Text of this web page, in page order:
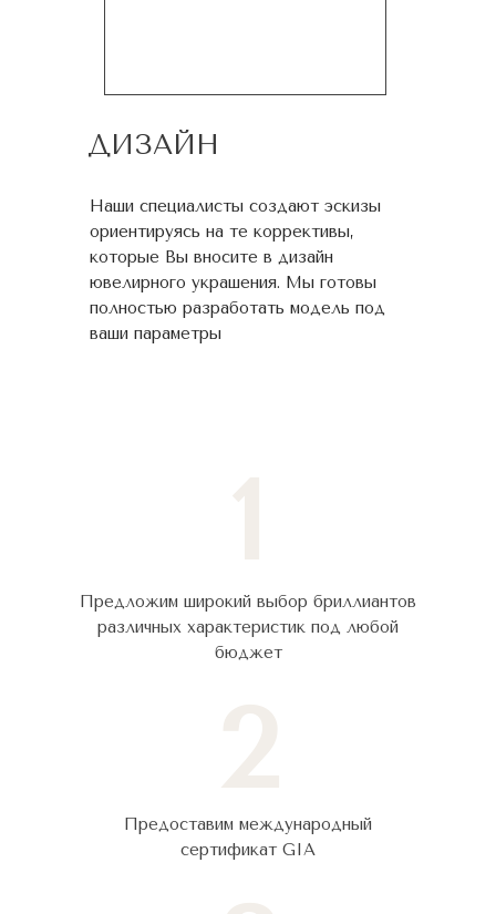
ДИЗАЙН
Наши специалисты создают эскизы
ориентируясь на те коррективы,
которые Вы вносите в дизайн
ювелирного украшения. Мы готовы
полностью разработать модель под
ваши параметры
Предложим широкий выбор бриллиантов
различных характеристик под любой
бюджет
Предоставим международный
сертификат GIA